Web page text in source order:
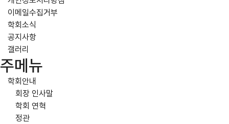
이메일수집거부
학회소식
공지사항
갤러리
주메뉴
학회안내
회장 인사말
학회 연혁
정관